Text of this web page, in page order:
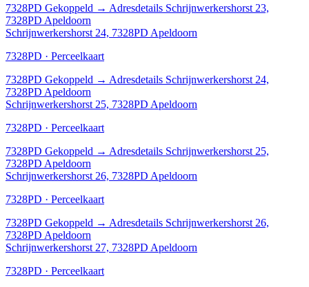
7328PD Gekoppeld → Adresdetails Schrijnwerkershorst 23,
7328PD Apeldoorn
Schrijnwerkershorst 24, 7328PD Apeldoorn
7328PD · Perceelkaart
7328PD Gekoppeld → Adresdetails Schrijnwerkershorst 24,
7328PD Apeldoorn
Schrijnwerkershorst 25, 7328PD Apeldoorn
7328PD · Perceelkaart
7328PD Gekoppeld → Adresdetails Schrijnwerkershorst 25,
7328PD Apeldoorn
Schrijnwerkershorst 26, 7328PD Apeldoorn
7328PD · Perceelkaart
7328PD Gekoppeld → Adresdetails Schrijnwerkershorst 26,
7328PD Apeldoorn
Schrijnwerkershorst 27, 7328PD Apeldoorn
7328PD · Perceelkaart